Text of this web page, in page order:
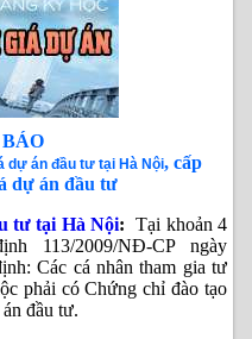
dự án đầu tư tại Hà Nội, cấp
dự án đầu tư
tư tại Hà Nội: Tại khoản 4
113/2009/NĐ-CP ngày
Các cá nhân tham gia tư
phải có Chứng chỉ đào tạo
đầu tư.